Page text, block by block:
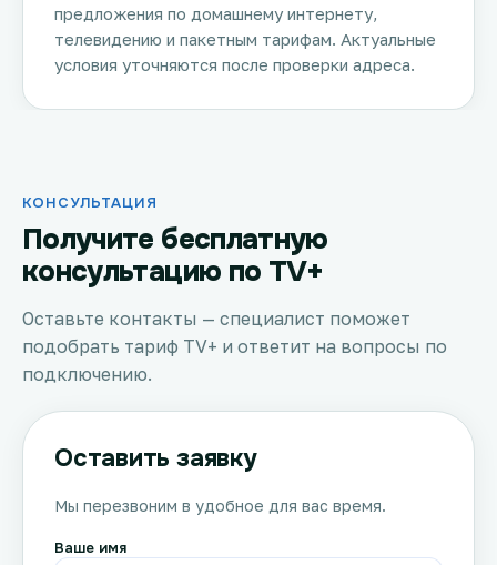
предложения по домашнему интернету,
телевидению и пакетным тарифам. Актуальные
условия уточняются после проверки адреса.
КОНСУЛЬТАЦИЯ
Получите бесплатную
консультацию по TV+
Оставьте контакты — специалист поможет
подобрать тариф TV+ и ответит на вопросы по
подключению.
Оставить заявку
Мы перезвоним в удобное для вас время.
Ваше имя